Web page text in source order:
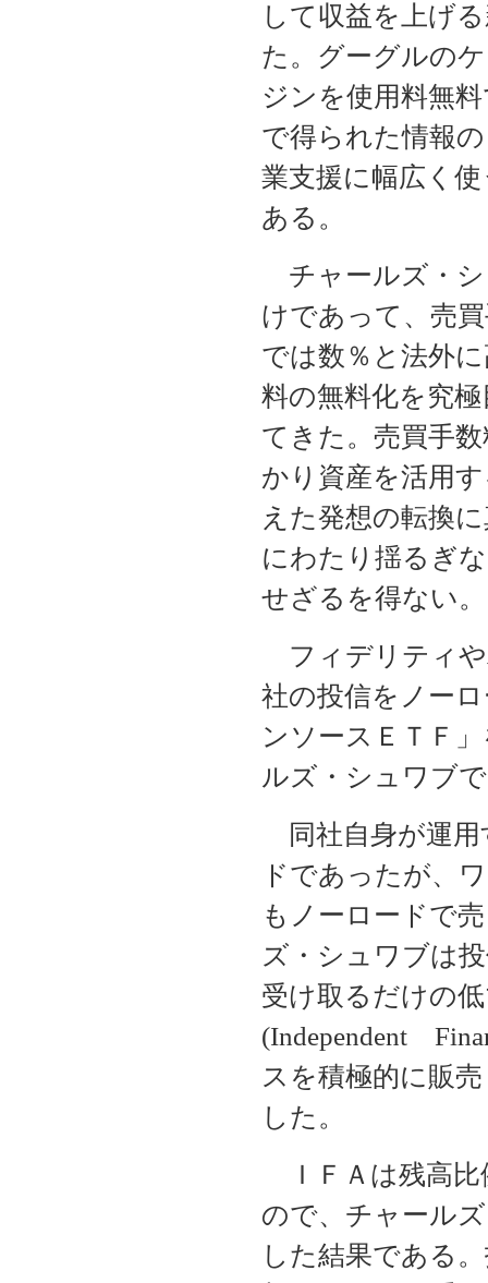
して収益を上げ
た。グーグルの
ジンを使用料無
で得られた情報
業支援に幅広く
ある。
チャールズ・シ
けであって、売
では数％と法外
料の無料化を究
てきた。売買手
かり資産を活用
えた発想の転換
にわたり揺るぎ
せざるを得ない。
フィデリティや
社の投信をノー
ンソースＥＴＦ
ルズ・シュワブ
同社自身が運用
ドであったが、
もノーロードで
ズ・シュワブは
受け取るだけの
(Independent
スを積極的に販
した。
ＩＦＡは残高比
ので、チャール
した結果である